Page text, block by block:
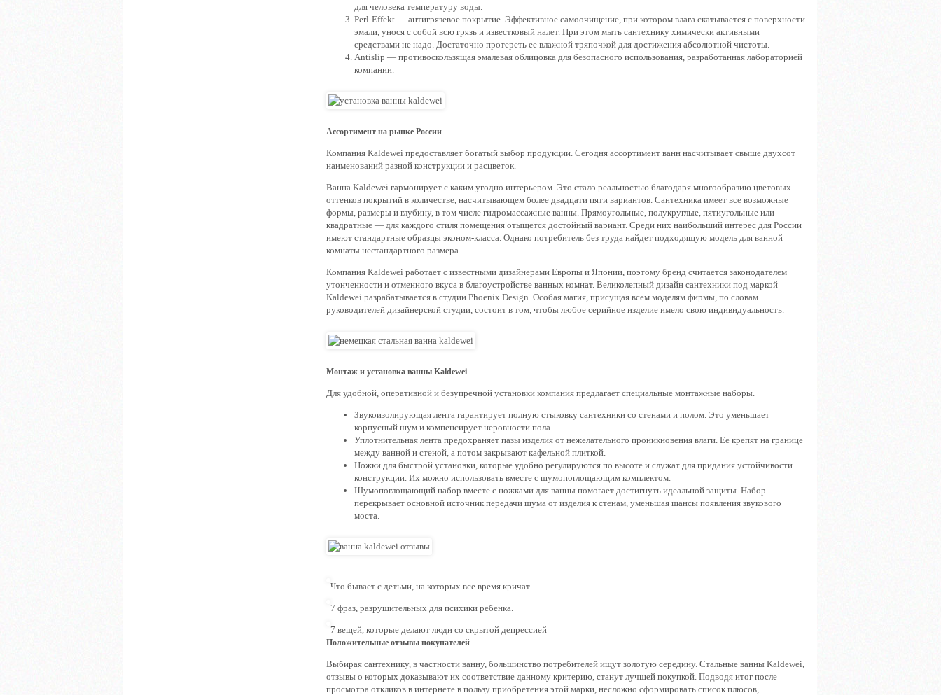
для человека температуру воды.
Perl-Effekt — антигрязевое покрытие. Эффективное самоочищение, при котором влага скатывается с поверхности
эмали, унося с собой всю грязь и известковый налет. При этом мыть сантехнику химически активными
средствами не надо. Достаточно протереть ее влажной тряпочкой для достижения абсолютной чистоты.
Antislip — противоскользящая эмалевая облицовка для безопасного использования, разработанная лабораторией
компании.
Ассортимент на рынке России
Компания Kaldewei предоставляет богатый выбор продукции. Сегодня ассортимент ванн насчитывает свыше двухсот
наименований разной конструкции и расцветок.
Ванна Kaldewei гармонирует с каким угодно интерьером. Это стало реальностью благодаря многообразию цветовых
оттенков покрытий в количестве, насчитывающем более двадцати пяти вариантов. Сантехника имеет все возможные
формы, размеры и глубину, в том числе гидромассажные ванны. Прямоугольные, полукруглые, пятиугольные или
квадратные — для каждого стиля помещения отыщется достойный вариант. Среди них наибольший интерес для России
имеют стандартные образцы эконом-класса. Однако потребитель без труда найдет подходящую модель для ванной
комнаты нестандартного размера.
Компания Kaldewei работает с известными дизайнерами Европы и Японии, поэтому бренд считается законодателем
утонченности и отменного вкуса в благоустройстве ванных комнат. Великолепный дизайн сантехники под маркой
Kaldewei разрабатывается в студии Phoenix Design. Особая магия, присущая всем моделям фирмы, по словам
руководителей дизайнерской студии, состоит в том, чтобы любое серийное изделие имело свою индивидуальность.
Монтаж и установка ванны Kaldewei
Для удобной, оперативной и безупречной установки компания предлагает специальные монтажные наборы.
Звукоизолирующая лента гарантирует полную стыковку сантехники со стенами и полом. Это уменьшает
корпусный шум и компенсирует неровности пола.
Уплотнительная лента предохраняет пазы изделия от нежелательного проникновения влаги. Ее крепят на границе
между ванной и стеной, а потом закрывают кафельной плиткой.
Ножки для быстрой установки, которые удобно регулируются по высоте и служат для придания устойчивости
конструкции. Их можно использовать вместе с шумопоглощающим комплектом.
Шумопоглощающий набор вместе с ножками для ванны помогает достигнуть идеальной защиты. Набор
перекрывает основной источник передачи шума от изделия к стенам, уменьшая шансы появления звукового
моста.
Что бывает с детьми, на которых все время кричат
7 фраз, разрушительных для психики ребенка.
7 вещей, которые делают люди со скрытой депрессией
Положительные отзывы покупателей
Выбирая сантехнику, в частности ванну, большинство потребителей ищут золотую середину. Стальные ванны Kaldewei,
отзывы о которых доказывают их соответствие данному критерию, станут лучшей покупкой. Подводя итог после
просмотра откликов в интернете в пользу приобретения этой марки, несложно сформировать список плюсов,